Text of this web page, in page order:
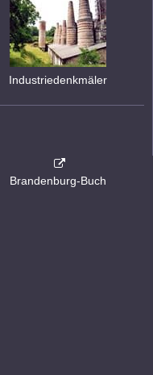
Industriedenkmäler
Brandenburg-Buch